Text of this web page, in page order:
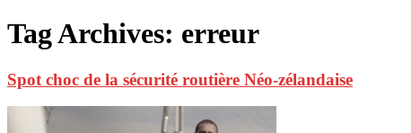
Tag Archives: erreur
Spot choc de la sécurité routière Néo-zélandaise